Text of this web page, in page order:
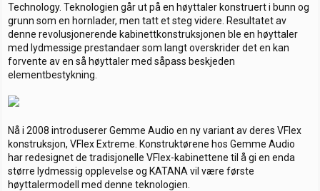
Technology. Teknologien går ut på en høyttaler konstruert i bunn og
grunn som en hornlader, men tatt et steg videre. Resultatet av
denne revolusjonerende kabinettkonstruksjonen ble en høyttaler
med lydmessige prestandaer som langt overskrider det en kan
forvente av en så høyttaler med såpass beskjeden
elementbestykning.
Nå i 2008 introduserer Gemme Audio en ny variant av deres VFlex
konstruksjon, VFlex Extreme. Konstruktørene hos Gemme Audio
har redesignet de tradisjonelle VFlex-kabinettene til å gi en enda
større lydmessig opplevelse og KATANA vil være første
høyttalermodell med denne teknologien.